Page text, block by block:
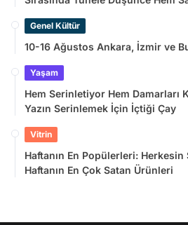
Genel Kültür
10-16 Ağustos Ankara, İzmir ve
Yaşam
Hem Serinletiyor Hem Damarları
Yazın Serinlemek İçin İçtiği Çay
Vitrin
Haftanın En Popülerleri:
Haftanın En Çok Satan Ürünleri